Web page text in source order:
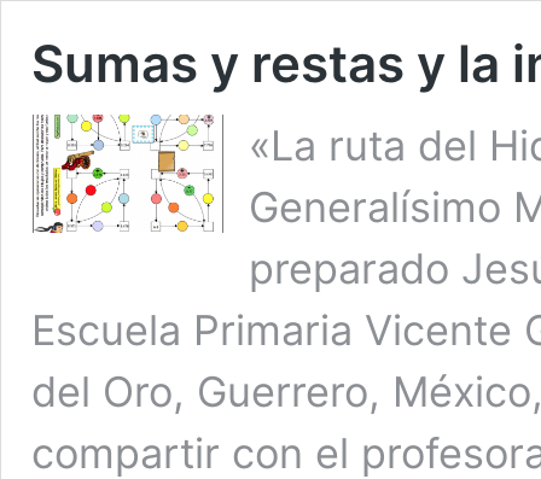
Sumas y restas y la
«La ruta del
Generalísimo
preparado
Escuela Primaria Vicente
del Oro, Guerrero,
compartir con el